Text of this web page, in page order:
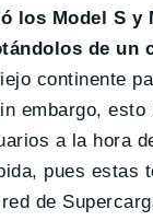
los Model S y
de un
continente
embargo, esto
a la hora
pues estas
de